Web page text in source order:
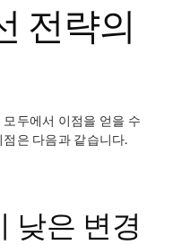
전략의
두에서 이점을 얻을 수
은 다음과 같습니다.
낮은 변경